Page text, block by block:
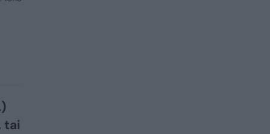
tai